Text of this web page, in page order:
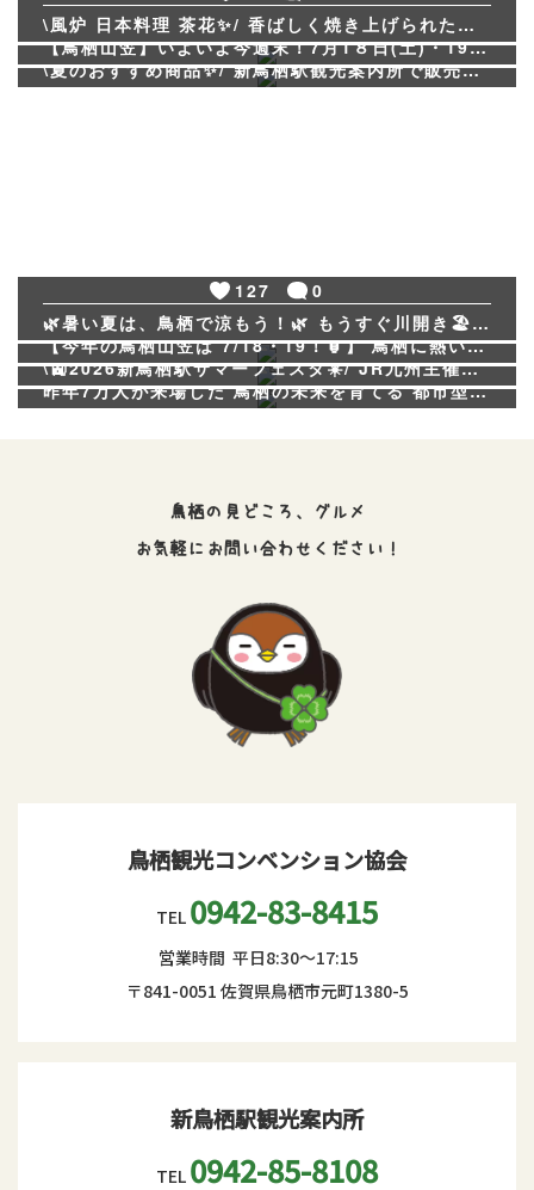
\風炉 日本料理 茶花✨/ 香ばしく焼き上げられた鰻が食欲をそそる…🤤 7月26日（日）は土用の丑の日！ 栄養たっぷりの鰻で元気をチャージしませんか？💪🔥 ぜひ鳥栖で味わってみてください😋✨ ────────────────── 📍 風炉 日本料理 茶花 @fuuro_chabana.tosu 住所：佐賀県鳥栖市酒井西町789-1 ANAホリデイ・イン鳥栖 1階 TEL：0942-50-5638 営業時間 ・朝食 6:30～9:00（土日祝は9:30まで） ・ランチ 11:30～15:00（L.O.14:00） ・ディナー 17:00～21:00（L.O.20:30） 定休日：月曜日 駐車場：あり ────────────────── #鳥栖グルメ #茶花 #日本料理 #鰻 #土用の丑の日
161
3
【鳥栖山笠】いよいよ今週末！7月1８日(土)・19日(日)は「鳥栖山笠」が開催されます！ 街中に響き渡る太鼓の音と、「わっしょい！」の掛け声🎉 鳥栖の夏を熱く盛り上げる男たちの勇姿が、ついに見られます✨ 担ぎ手たちの真剣な表情と、迫力満点の山笠をぜひ間近で体感してください💁‍♂️ 両日とも鳥栖八坂神社を10時に出発し、市街地の巡行を行います。 ぜひ皆様、沿道からの熱い声援、力水をお願いします🎉 #とす山笠 #鳥栖観光 #鳥栖市 #佐賀イベント #日本の祭り #夏祭り #伝統祭り #鳥栖観光コンベンション協会 ＃鳥栖山笠振興会
13
0
\夏のおすすめ商品✨/ 新鳥栖駅観光案内所で販売しているおすすめ商品をご紹介します♬ 蔵出しめんたい本舗（鳥栖市） 🌶 めんたいサラミ 💰 756円（税込） 🔽商品紹介🔽 明太子を特殊な乾燥機でじっくりと水分調整し、さらに遠赤外線で焼き上げることで、明太子の旨みをぎゅっと凝縮✨ 歯ごたえのあるサラミやカラスミのような食感で、噛むほどに明太子の旨みとピリッとした辛みが口いっぱいに広がります😋 お酒のおつまみにはもちろん、おやつやちょっとした手土産にもおすすめ！🍻 ぜひご賞味ください😊 --------------------------------------------------- 【販売場所】 📍新鳥栖観光案内所 住所：鳥栖市原古賀町220-2（新鳥栖駅内） 営業時間：9:00～18:00（年中無休） 電話番号：0942-85-8108 --------------------------------------------------- #めんたいサラミ #明太子 #サラミ #蔵出しめんたい本舗 #鳥栖グルメ #佐賀グルメ #ご当地グルメ #鳥栖土産 #新鳥栖観光案内所
127
0
🌿暑い夏は、鳥栖で涼もう！🌿 もうすぐ川開き🏖️ そして、7月18日からはいよいよ夏休み！🌻 今回は、鳥栖で楽しめるおすすめ避暑地4選をご紹介します✨ 💧四阿屋遊泳場 💧御手洗の滝 💧沼川河川プール 💧河内河川プール 住所・開設期間・駐車場などの詳細は、動画でチェック👀✨ 今年の夏は、鳥栖の自然の中で涼しいひとときを過ごしてみませんか？😊🌿 ぜひ夏のお出かけ先の候補に、鳥栖へお越しください♪ #四阿屋遊泳場 #御手洗の滝 #沼川河川プール #河内河川プール#鳥栖観光 #夏休み #避暑地 #川遊び #鳥栖市
94
3
【今年の鳥栖山笠は 7/18・19！🏮】 鳥栖に熱い夏がやってくる！🔥 今年も「鳥栖山笠」の開催が近づいてきました！ 猛スピードで街を駆け抜ける山車の迫力と、熱い掛け声を間近で体感しませんか？地元の熱気が最高潮になる2日間です！ ぜひ今からスケジュールを空けておいてくださいね🏮✨ 📅 開催日： 7月18日（土）/ 19日（日） ⏰ 時間： 両日とも 午前10:00 〜 #鳥栖山笠 #鳥栖山笠2026 #鳥栖の夏 #佐賀イベント #夏祭り #鳥栖市 #九州の祭り #お出かけ情報 #鳥栖観光
42
0
\🚉2026新鳥栖駅サマーフェスタ☀️/ JR九州主催による「新鳥栖駅サマーフェスタ」が開催されます✨ ミニトレイン乗車体験やJR九州こども制服着用体験など、ワクワクするイベントが盛りだくさん！🚂 また、地元事業者による飲食や物品販売も行われます🍧🍻 ぜひ、ご家族やご友人と一緒に、夏の思い出づくりにお出かけしてみませんか？😊 -------------------------------------------------------- 📅 日時：6月26日（金）17:00～21:00 ※子ども向け体験は20:00まで 📍 場所：新鳥栖駅西口広場 🚉 内容：子ども向け体験コーナー（一部有料）、物品販売、 アサヒ生ビール等飲料販売 -------------------------------------------------------- #2026新鳥栖駅サマーフェスタ #新鳥栖駅 #JR九州 #アサヒビール #鳥栖
57
0
昨年7万人が来場した 鳥栖の未来を育てる 都市型共創フェス「TOSU NESTIVAL 2026」開催決定🐣 JR鳥栖駅からも見える「高さ10mの巨大メジロと5つのたまご」が配置された鳥の巣型の巨大インスタレーション「NESTOPIA（ネストピア）」 たまごの中には滑り台やボールプールなどで遊べるコンテンツが✨ また、豪華アーティストや地元ダンスチームらが盛り上げる「ネストステージ」、個性豊かな出店が集う「ネストマーケット」、Jリーグ「サガン鳥栖」やSVリーグ「SAGA久光スプリングス」と連携したスポーツ体験、企業とコラボした「ネストパーク」など、去年以上に多彩なプログラムが展開されるスペシャルイベントを2日間開催します🌟 ぜひ、会場にお越しください！ ========================================== 📅日時：2026年10月3日(土)、4日(日) 11:00～21:00 ※インスタレーション展示期間：9月26日(土)～10月4日(日) 📍会場：駅前不動産スタジアム第1駐車場（鳥栖市京町812）他 JR線 鳥栖駅 徒歩1分 入場無料！ ========================================== #TOSUNESTIVAL #トスネスティバル #鳥栖市 #佐賀県 #サガン鳥栖 #SAGA久光スプリングス
鳥栖の見どころ、グルメ
お気軽にお問い合わせください！
鳥栖観光コンベンション協会
TEL 0942-83-8415
営業時間 平日8:30～17:15
〒841-0051 佐賀県鳥栖市元町1380-5
新鳥栖駅観光案内所
TEL 0942-85-8108